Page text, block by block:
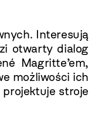
Interesują
otwarty dialog
Magritte’em,
możliwości ich
stroje